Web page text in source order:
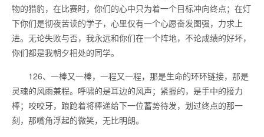
物的猎豹，在比赛时，你们的心中只为着一个目标冲向终点；在灯
下你们是彻夜苦读的学子，心里仅有一个心愿奋发图强，力求上
进。无论失败与否，我永远和你们在一个阵地，不论成绩的好坏，
你们都是我朝夕相处的同学。
126、一棒又一棒，一程又一程，那是生命的环环链接，那是
灵魂的风雨兼程。呼啸的是耳边的风声；紧握的，是手中的接力
棒；咬咬牙，踉跄着将棒递给下一位蓄势待发，划过终点的那一
刻，那嘴角浮起的微笑，无比明朗。